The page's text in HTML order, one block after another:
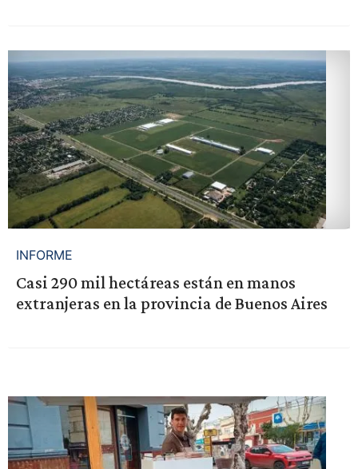
INFORME
Casi 290 mil hectáreas están en manos
extranjeras en la provincia de Buenos Aires